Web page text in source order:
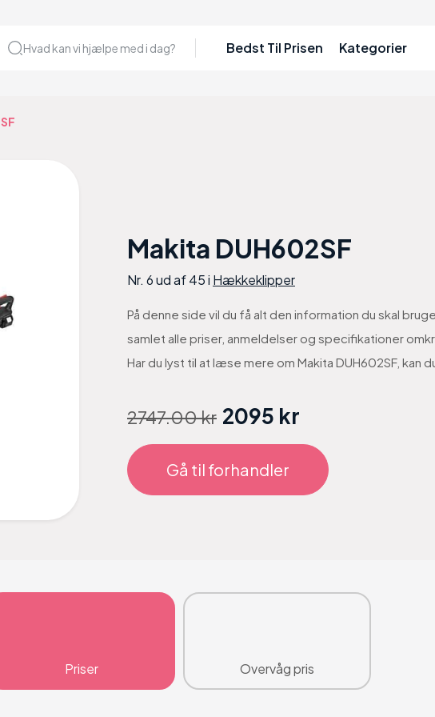
Hvad kan vi hjælpe med i dag? Bedst Til Prisen Kategorier
Makita DUH602SF
Nr. 6 ud af 45 i Hækkeklipper
På denne side vil du få alt den information du skal
samlet alle priser, anmeldelser og specifikationer
Har du lyst til at læse mere om Makita DUH602SF, kan
2747.00 kr 2095 kr
Gå til forhandler
Priser Overvåg pris